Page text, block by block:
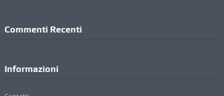
Commenti Recenti
Informazioni